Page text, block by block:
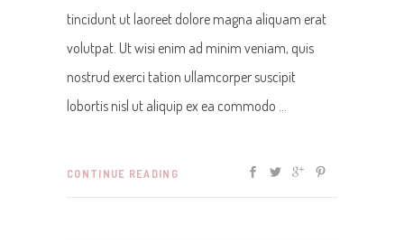
tincidunt ut laoreet dolore magna aliquam erat
volutpat. Ut wisi enim ad minim veniam, quis
nostrud exerci tation ullamcorper suscipit
lobortis nisl ut aliquip ex ea commodo
CONTINUE READING